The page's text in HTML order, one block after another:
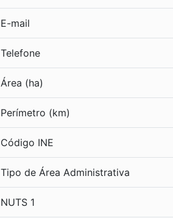
E-mail
Telefone
Área (ha)
Perímetro (km)
Código INE
Tipo de Área Administrativa
NUTS 1